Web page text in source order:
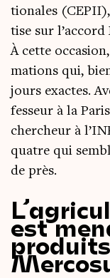
tio­nales
tise sur l’accord
À cette
ma­tions qui,
jours exactes.
fes­seur à la
cher­cheur à
quatre qui
de près.
est